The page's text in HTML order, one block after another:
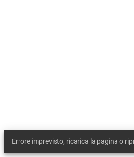
Errore imprevisto, ricarica la pagina o